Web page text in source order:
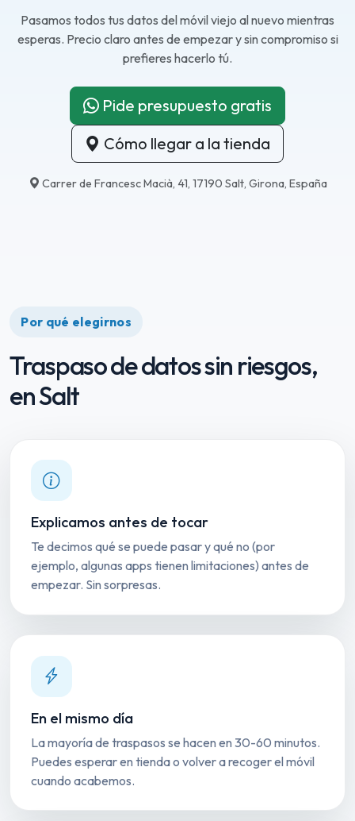
Pasamos todos tus datos del móvil viejo al nuevo mientras
esperas. Precio claro antes de empezar y sin compromiso si
prefieres hacerlo tú.
Pide presupuesto gratis
Cómo llegar a la tienda
Carrer de Francesc Macià, 41, 17190 Salt, Girona, España
Por qué elegirnos
Traspaso de datos sin riesgos,
en Salt
Explicamos antes de tocar
Te decimos qué se puede pasar y qué no (por
ejemplo, algunas apps tienen limitaciones) antes de
empezar. Sin sorpresas.
En el mismo día
La mayoría de traspasos se hacen en 30-60 minutos.
Puedes esperar en tienda o volver a recoger el móvil
cuando acabemos.